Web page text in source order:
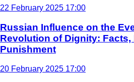
22 February 2025 17:00
Russian Influence on the
Revolution of Dignity: Facts,
Punishment
20 February 2025 17:00